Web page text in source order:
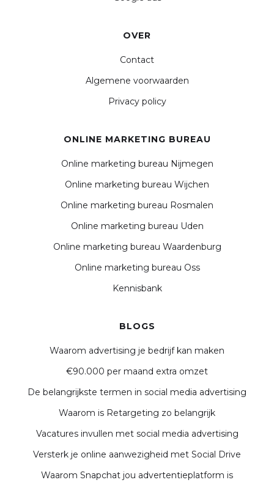
OVER
Contact
Algemene voorwaarden
Privacy policy
ONLINE MARKETING BUREAU
Online marketing bureau Nijmegen
Online marketing bureau Wijchen
Online marketing bureau Rosmalen
Online marketing bureau Uden
Online marketing bureau Waardenburg
Online marketing bureau Oss
Kennisbank
BLOGS
Waarom advertising je bedrijf kan maken
€90.000 per maand extra omzet
De belangrijkste termen in social media advertising
Waarom is Retargeting zo belangrijk
Vacatures invullen met social media advertising
Versterk je online aanwezigheid met Social Drive
Waarom Snapchat jou advertentieplatform is